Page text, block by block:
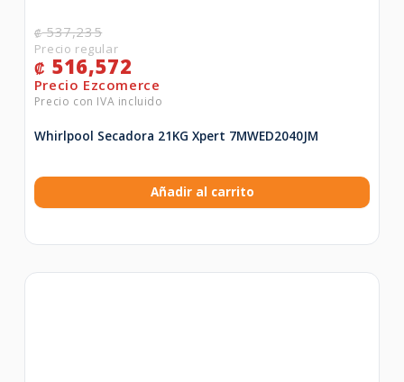
₡537,235
₡ 516,572
Whirlpool Secadora 21KG Xpert 7MWED2040JM
Añadir al carrito